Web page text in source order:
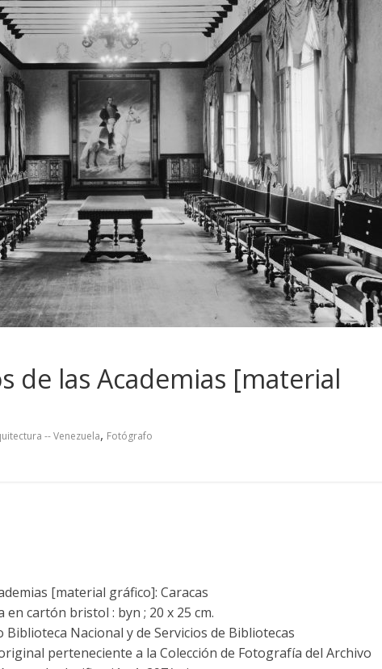
de las Academias [material
-- Venezuela, Fotógrafo
[material gráfico]: Caracas
en cartón bristol : byn ; 20 x 25 cm.
Nacional y de Servicios de Bibliotecas
perteneciente a la Colección de Fotografía del Archivo